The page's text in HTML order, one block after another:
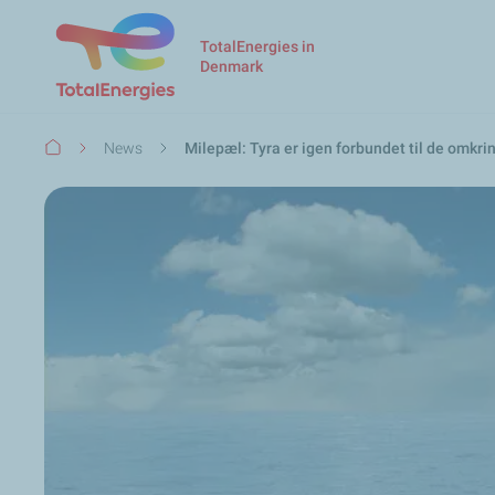
TotalEnergies in
Denmark
Breadcrumb
News Milepæl: Tyra er igen forbundet til de